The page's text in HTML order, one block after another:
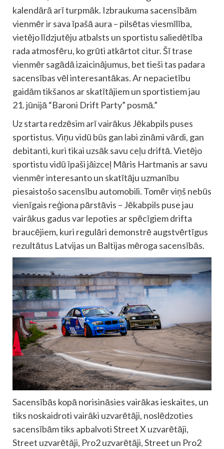
kalendārā arī turpmāk. Izbraukuma sacensībām
vienmēr ir sava īpašā aura – pilsētas viesmīlība,
vietējo līdzjutēju atbalsts un sportistu saliedētība
rada atmosfēru, ko grūti atkārtot citur. Šī trase
vienmēr sagādā izaicinājumus, bet tieši tas padara
sacensības vēl interesantākas. Ar nepacietību
gaidām tikšanos ar skatītājiem un sportistiem jau
21. jūnijā “Baroni Drift Party” posmā.”
Uz starta redzēsim arī vairākus Jēkabpils puses
sportistus. Viņu vidū būs gan labi zināmi vārdi, gan
debitanti, kuri tikai uzsāk savu ceļu driftā. Vietējo
sportistu vidū īpaši jāizceļ Māris Hartmanis ar savu
vienmēr interesanto un skatītāju uzmanību
piesaistošo sacensību automobili. Tomēr viņš nebūs
vienīgais reģiona pārstāvis – Jēkabpils puse jau
vairākus gadus var lepoties ar spēcīgiem drifta
braucējiem, kuri regulāri demonstrē augstvērtīgus
rezultātus Latvijas un Baltijas mēroga sacensībās.
Sacensībās kopā norisināsies vairākas ieskaites, un
tiks noskaidroti vairāki uzvarētāji, noslēdzoties
sacensībām tiks apbalvoti Street X uzvarētāji,
Street uzvarētāji, Pro2 uzvarētāji, Street un Pro2